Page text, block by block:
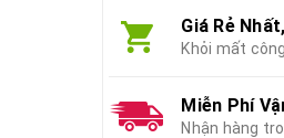
Giá Rẻ
Khỏi mất
Miễn Phí
Nhận hàng